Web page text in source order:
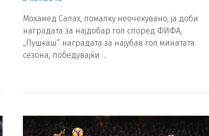
Мохамед Салах, помалку неочекувано, ја доби
наградата за најдобар гол според ФИФА,
„Пушкаш“ наградата за најубав гол минатата
сезона, победувајќи …